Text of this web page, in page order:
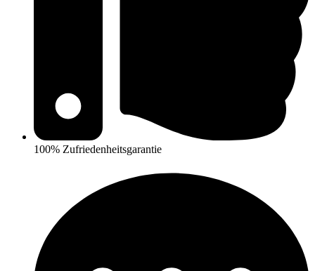
100% Zufriedenheitsgarantie